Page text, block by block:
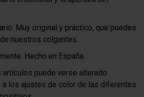
Muy original y práctico, que puedes
nuestros colgantes.
Hecho en España.
artículos puede verse alterado
a los ajustes de color de las diferentes